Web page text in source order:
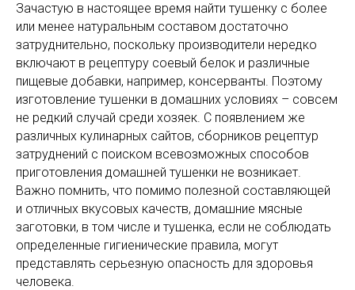
Зачастую в настоящее время найти тушенку с более
или менее натуральным составом достаточно
затруднительно, поскольку производители нередко
включают в рецептуру соевый белок и различные
пищевые добавки, например, консерванты. Поэтому
изготовление тушенки в домашних условиях – совсем
не редкий случай среди хозяек. С появлением же
различных кулинарных сайтов, сборников рецептур
затруднений с поиском всевозможных способов
приготовления домашней тушенки не возникает.
Важно помнить, что помимо полезной составляющей
и отличных вкусовых качеств, домашние мясные
заготовки, в том числе и тушенка, если не соблюдать
определенные гигиенические правила, могут
представлять серьезную опасность для здоровья
человека.